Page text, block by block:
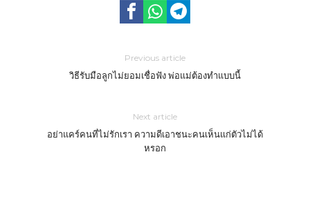
Previous article
วิธีรับมือลูกไม่ยอมเชื่อฟัง พ่อแม่ต้องทำแบบนี้
Next article
อย่าแคร์คนที่ไม่รักเรา ความดีเอาชนะคนเห็นแก่ตัวไม่ได้
หรอก